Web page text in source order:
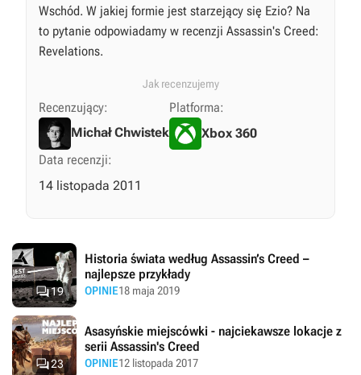
Wschód. W jakiej formie jest starzejący się Ezio? Na
to pytanie odpowiadamy w recenzji Assassin's Creed:
Revelations.
Jak recenzujemy
Recenzujący:
Michał Chwistek
Platforma:
Xbox 360
Data recenzji:
14 listopada 2011
19
Historia świata według Assassin’s Creed –
najlepsze przykłady
OPINIE18 maja 2019
23
Asasyńskie miejscówki - najciekawsze lokacje z
serii Assassin's Creed
OPINIE12 listopada 2017